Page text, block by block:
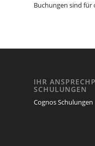
Buchungen sind für
IHR
SCHULUNGEN
Cognos Schulungen